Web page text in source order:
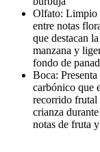
Olfato: Limpio
entre notas
que destacan la
manzana y
fondo de
Boca:
carbónico que
recorrido frutal
crianza
notas de fruta